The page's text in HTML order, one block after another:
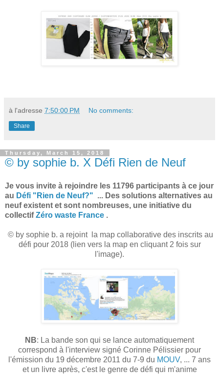
à l'adresse 7:50:00 PM No comments:
Share
Thursday, March 15, 2018
© by sophie b. X Défi Rien de Neuf
Je vous invite à rejoindre les 11796 participants à ce jour
au Défi "Rien de Neuf?" ... Des solutions alternatives au
neuf existent et sont nombreuses, une initiative du
collectifZéro waste France .
© by sophie b. a rejoint la map collaborative des inscrits au
défi pour 2018 (lien vers la map en cliquant 2 fois sur
l'image).
NB: La bande son qui se lance automatiquement
correspond à l'interview signé Corinne Pélissier pour
l'émission du 19 décembre 2011 du 7-9 du MOUV, ... 7 ans
et un livre après, c'est le genre de défi qui m'anime